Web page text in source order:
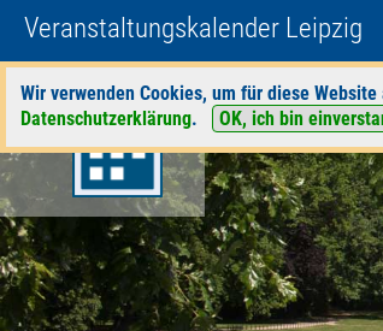
Veranstaltungskalender Leipzig
Wir verwenden Cookies, um für diese
Datenschutzerklärung. OK, ich bin